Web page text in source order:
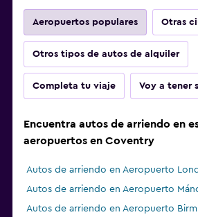
Aeropuertos populares Otras
Otros tipos de autos de alquiler
Completa tu viaje Voy a tener
Encuentra autos de arriendo en
aeropuertos en Coventry
Autos de arriendo en Aeropuerto
Autos de arriendo en Aeropuerto
Autos de arriendo en Aeropuerto